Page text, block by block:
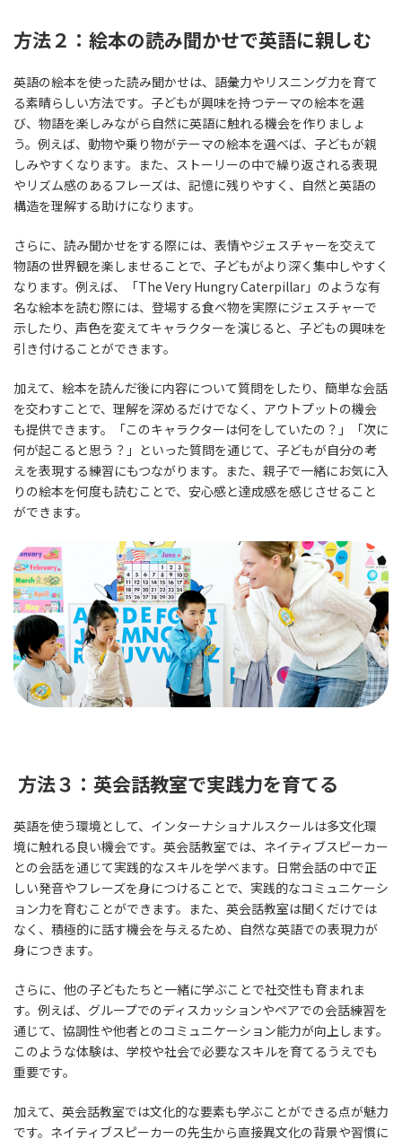
方法２：絵本の読み聞かせで英語に親しむ
英語の絵本を使った読み聞かせは、語彙力やリスニング力を育て
る素晴らしい方法です。子どもが興味を持つテーマの絵本を選
び、物語を楽しみながら自然に英語に触れる機会を作りましょ
う。例えば、動物や乗り物がテーマの絵本を選べば、子どもが親
しみやすくなります。また、ストーリーの中で繰り返される表現
やリズム感のあるフレーズは、記憶に残りやすく、自然と英語の
構造を理解する助けになります。
さらに、読み聞かせをする際には、表情やジェスチャーを交えて
物語の世界観を楽しませることで、子どもがより深く集中しやすく
なります。例えば、「The Very Hungry Caterpillar」のような有
名な絵本を読む際には、登場する食べ物を実際にジェスチャーで
示したり、声色を変えてキャラクターを演じると、子どもの興味を
引き付けることができます。
加えて、絵本を読んだ後に内容について質問をしたり、簡単な会話
を交わすことで、理解を深めるだけでなく、アウトプットの機会
も提供できます。「このキャラクターは何をしていたの？」「次に
何が起こると思う？」といった質問を通じて、子どもが自分の考
えを表現する練習にもつながります。また、親子で一緒にお気に入
りの絵本を何度も読むことで、安心感と達成感を感じさせること
ができます。
方法３：英会話教室で実践力を育てる
英語を使う環境として、インターナショナルスクールは多文化環
境に触れる良い機会です。英会話教室では、ネイティブスピーカー
との会話を通じて実践的なスキルを学べます。日常会話の中で正
しい発音やフレーズを身につけることで、実践的なコミュニケーシ
ョン力を育むことができます。また、英会話教室は聞くだけでは
なく、積極的に話す機会を与えるため、自然な英語での表現力が
身につきます。
さらに、他の子どもたちと一緒に学ぶことで社交性も育まれま
す。例えば、グループでのディスカッションやペアでの会話練習を
通じて、協調性や他者とのコミュニケーション能力が向上します。
このような体験は、学校や社会で必要なスキルを育てるうえでも
重要です。
加えて、英会話教室では文化的な要素も学ぶことができる点が魅力
です。ネイティブスピーカーの先生から直接異文化の背景や習慣に